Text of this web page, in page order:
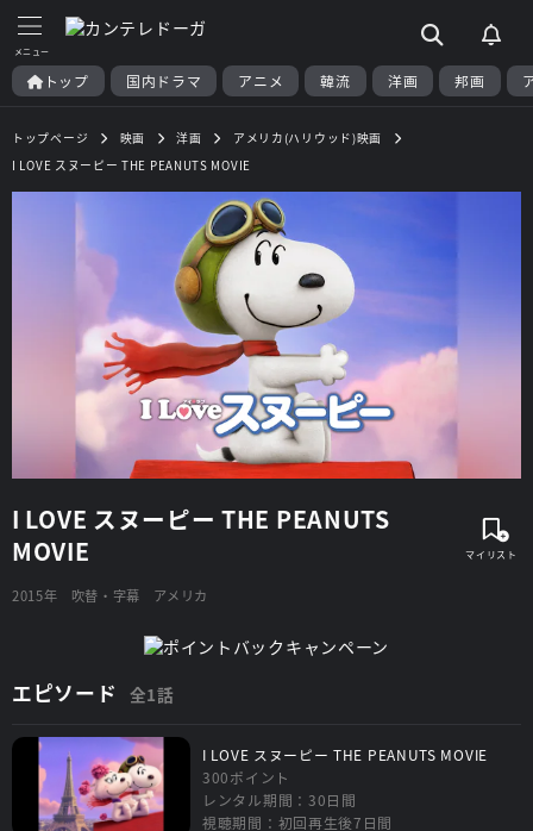
トップ 国内ドラマ アニメ 韓流 洋画 邦画
トップページ 映画 洋画
アメリカ(ハリウッド)映画
I LOVE スヌーピー THE PEANUTS MOVIE
I LOVE スヌーピー THE PEANUTS
MOVIE
2015年 吹替・字幕 アメリカ
エピソード 全1話
I LOVE スヌーピー THE PEANUTS MOVIE
300ポイント
レンタル期間：30日間
視聴期間：初回再生後7日間